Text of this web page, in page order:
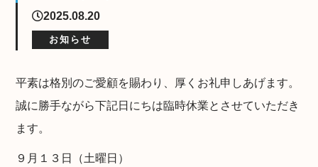
2025.08.20
お知らせ
平素は格別のご愛顧を賜わり、厚くお礼申しあげます。
誠に勝手ながら下記日にちは臨時休業とさせていただき
ます。
９月１３日（土曜日）